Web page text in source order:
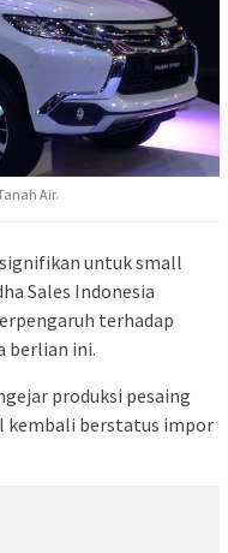
Air.
untuk small
Sales Indonesia
terhadap
berlian ini.
produksi pesaing
kembali berstatus impor